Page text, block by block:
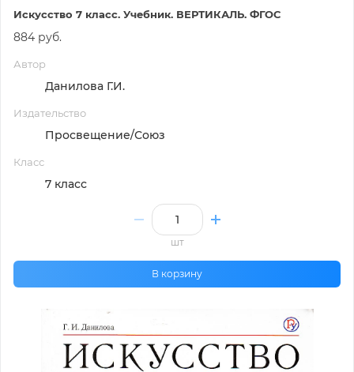
Искусство 7 класс. Учебник. ВЕРТИКАЛЬ. ФГОС
884 руб.
Автор
Данилова Г.И.
Издательство
Просвещение/Союз
Класс
7 класс
шт
В корзину